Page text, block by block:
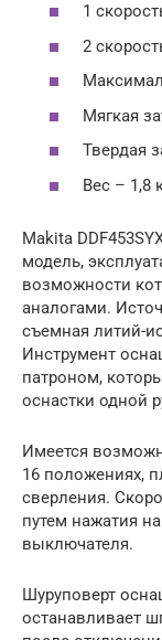
1
2
Мягкая
Твердая
Вес – 1,8
Makita
модель,
возможности
аналогами.
съемная литий-
Инструмент
патроном,
оснастки одной
Имеется
16 положениях,
сверления.
путем нажатия
выключателя.
Шуруповерт
останавливает